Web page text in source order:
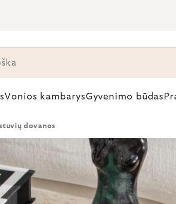
Vonios kambarysGyvenimo būdas
dovanos